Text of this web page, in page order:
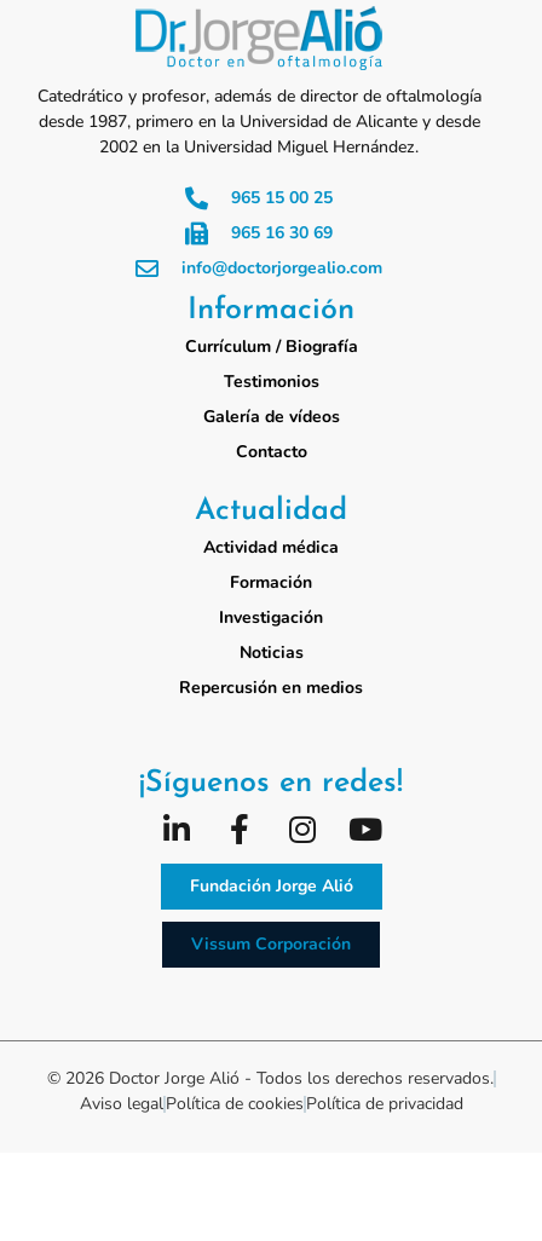
Catedrático y profesor, además de director de oftalmología
desde 1987, primero en la Universidad de Alicante y desde
2002 en la Universidad Miguel Hernández.
965 15 00 25
965 16 30 69
info@doctorjorgealio.com
Información
Currículum / Biografía
Testimonios
Galería de vídeos
Contacto
Actualidad
Actividad médica
Formación
Investigación
Noticias
Repercusión en medios
¡Síguenos en redes!
Fundación Jorge Alió
Vissum Corporación
© 2026 Doctor Jorge Alió - Todos los derechos reservados.
Aviso legalPolítica de cookies Política de privacidad